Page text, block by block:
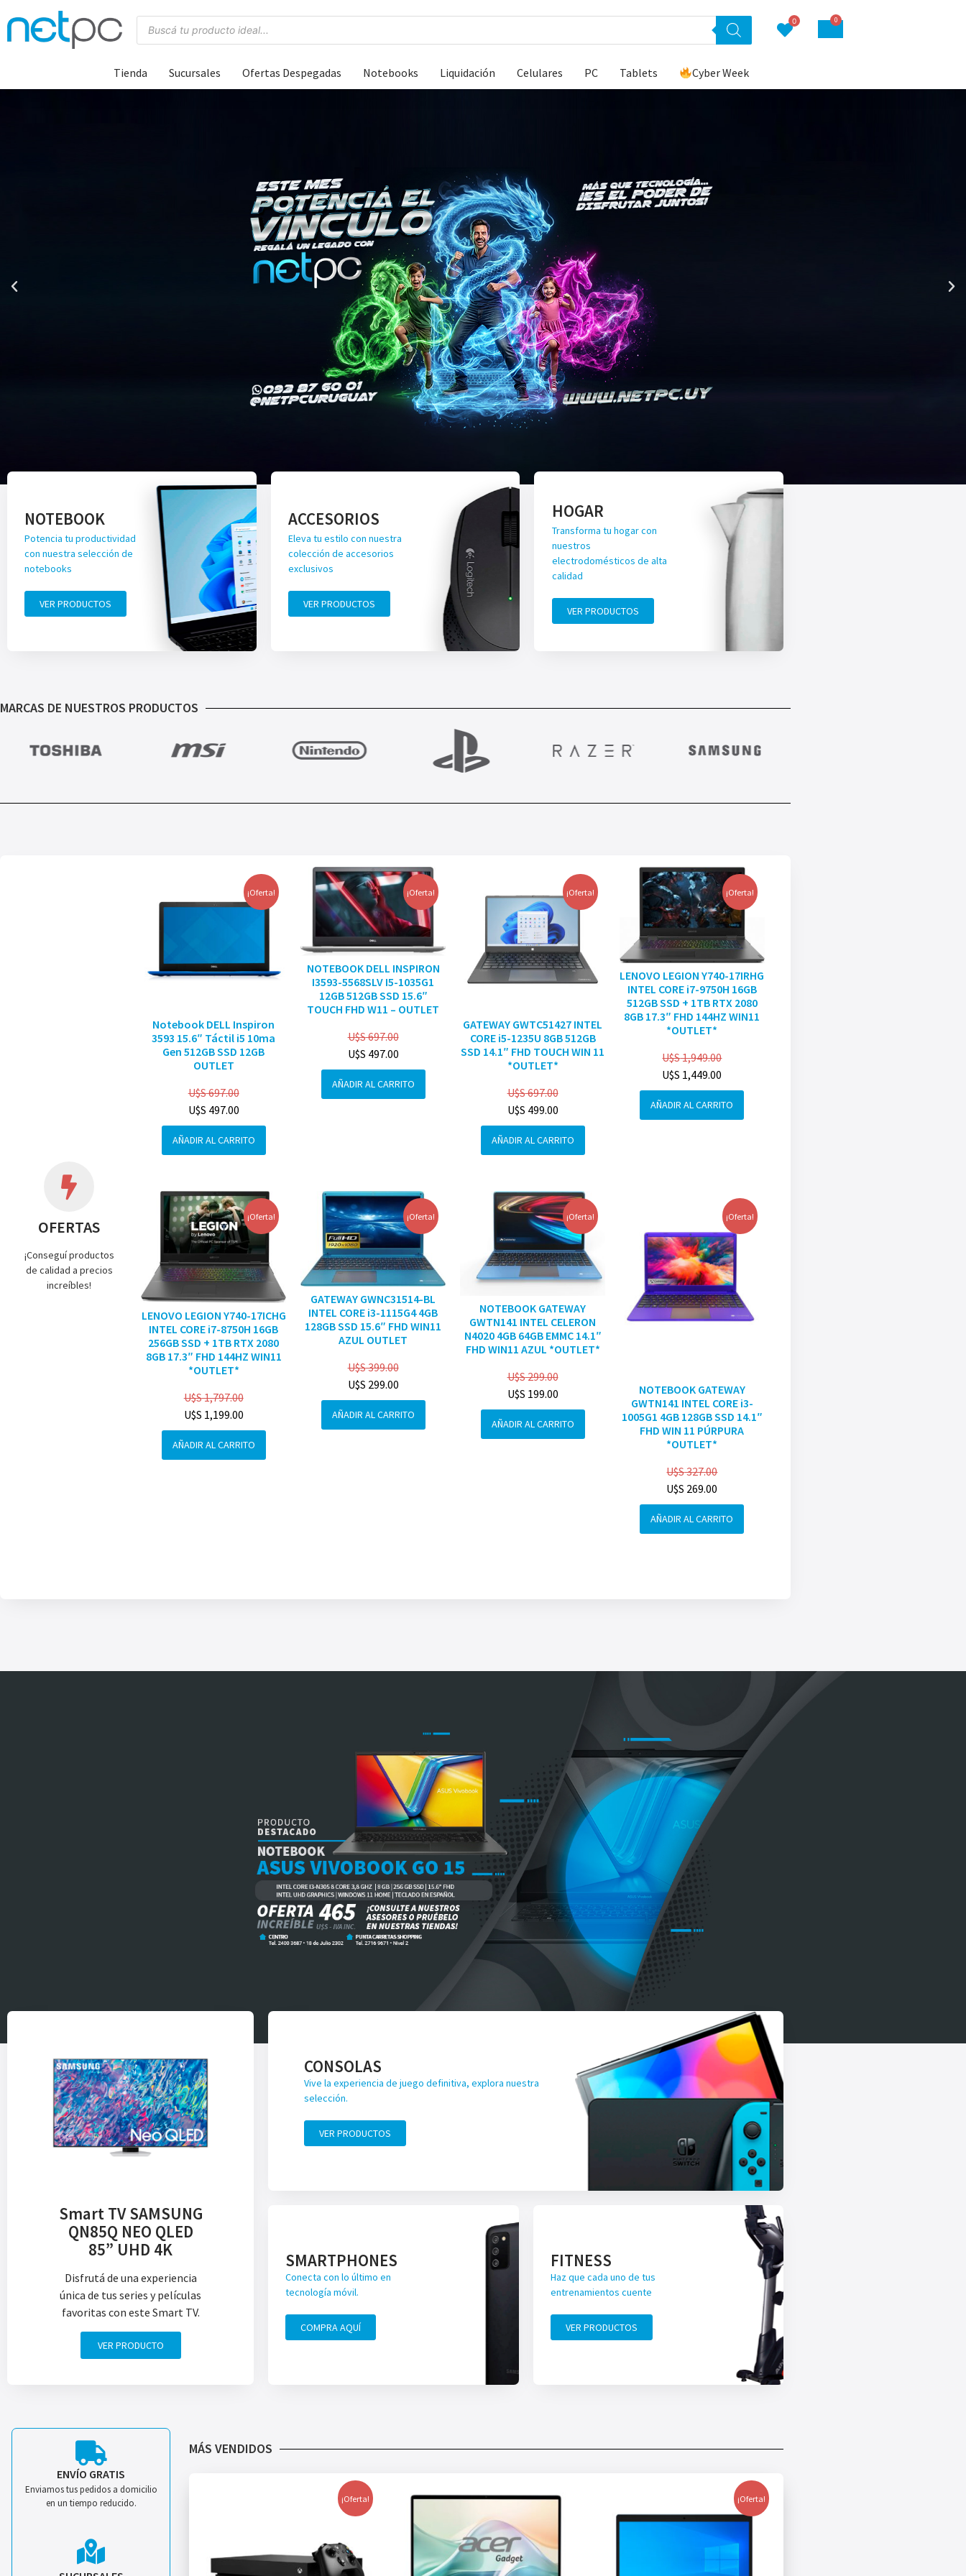
0 0
Tienda Sucursales Ofertas Despegadas Notebooks Liquidación Celulares PC Tablets Cyber Week
NOTEBOOK
Potencia tu productividad
con nuestra selección de
notebooks
VER PRODUCTOS
ACCESORIOS
Eleva tu estilo con nuestra
colección de accesorios
exclusivos
VER PRODUCTOS
HOGAR
Transforma tu hogar con
nuestros
electrodomésticos de alta
calidad
VER PRODUCTOS
MARCAS DE NUESTROS PRODUCTOS
OFERTAS
¡Conseguí productos
de calidad a precios
increíbles!
¡Oferta!
Notebook DELL Inspiron
3593 15.6″ Táctil i5 10ma
Gen 512GB SSD 12GB
OUTLET
U$S697.00
U$S 497.00
AÑADIR AL CARRITO
¡Oferta!
NOTEBOOK DELL INSPIRON
I3593-5568SLV I5-1035G1
12GB 512GB SSD 15.6″
TOUCH FHD W11 – OUTLET
U$S697.00
U$S 497.00
AÑADIR AL CARRITO
¡Oferta!
GATEWAY GWTC51427 INTEL
CORE i5-1235U 8GB 512GB
SSD 14.1″ FHD TOUCH WIN 11
*OUTLET*
U$S697.00
U$S 499.00
AÑADIR AL CARRITO
¡Oferta!
LENOVO LEGION Y740-17IRHG
INTEL CORE i7-9750H 16GB
512GB SSD + 1TB RTX 2080
8GB 17.3″ FHD 144HZ WIN11
*OUTLET*
U$S1,949.00
U$S 1,449.00
AÑADIR AL CARRITO
¡Oferta!
LENOVO LEGION Y740-17ICHG
INTEL CORE i7-8750H 16GB
256GB SSD + 1TB RTX 2080
8GB 17.3″ FHD 144HZ WIN11
*OUTLET*
U$S1,797.00
U$S 1,199.00
AÑADIR AL CARRITO
¡Oferta!
GATEWAY GWNC31514-BL
INTEL CORE i3-1115G4 4GB
128GB SSD 15.6″ FHD WIN11
AZUL OUTLET
U$S399.00
U$S 299.00
AÑADIR AL CARRITO
¡Oferta!
NOTEBOOK GATEWAY
GWTN141 INTEL CELERON
N4020 4GB 64GB EMMC 14.1″
FHD WIN11 AZUL *OUTLET*
U$S299.00
U$S 199.00
AÑADIR AL CARRITO
¡Oferta!
NOTEBOOK GATEWAY
GWTN141 INTEL CORE i3-
1005G1 4GB 128GB SSD 14.1″
FHD WIN 11 PÚRPURA
*OUTLET*
U$S327.00
U$S 269.00
AÑADIR AL CARRITO
Smart TV SAMSUNG
QN85Q NEO QLED
85” UHD 4K
Disfrutá de una experiencia
única de tus series y películas
favoritas con este Smart TV.
VER PRODUCTO
CONSOLAS
Vive la experiencia de juego definitiva, explora nuestra
selección.
VER PRODUCTOS
SMARTPHONES
Conecta con lo último en
tecnología móvil.
COMPRA AQUÍ
FITNESS
Haz que cada uno de tus
entrenamientos cuente
VER PRODUCTOS
ENVÍO GRATIS
Enviamos tus pedidos a domicilio
en un tiempo reducido.
MÁS VENDIDOS
¡Oferta! ¡Oferta!